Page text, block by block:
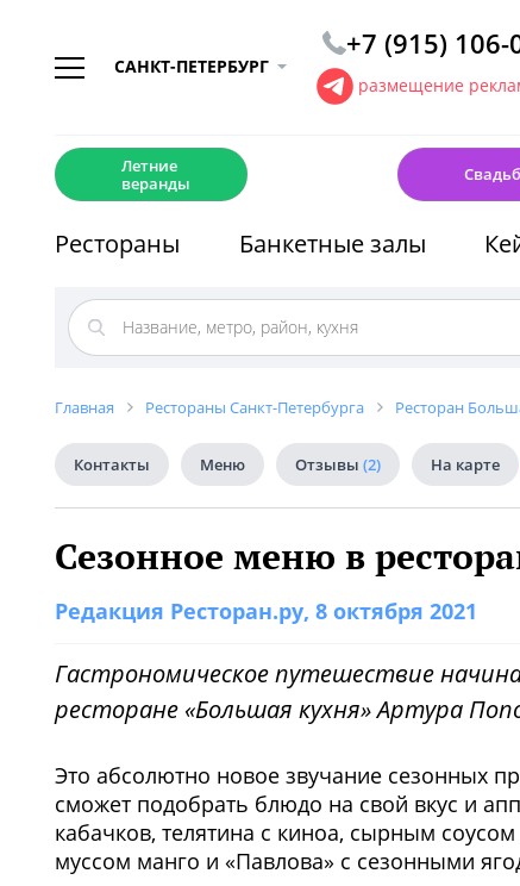
САНКТ-ПЕТЕРБУРГ
+7 (915) 106-
размещение
Летние
веранды
Рестораны Банкетные залы
Главная Рестораны Санкт-Петербурга Ресторан
Контакты Меню Отзывы (2) На карте
Сезонное меню в
Редакция Ресторан.ру, 8 октября 2021
Гастрономическое путешествие
ресторане «Большая кухня» Артура
Это абсолютно новое звучание сезонных
сможет подобрать блюдо на свой вкус и
кабачков, телятина с киноа, сырным
муссом манго и «Павлова» с сезонными